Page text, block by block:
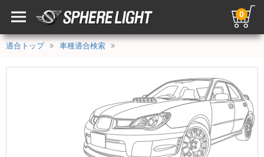
0
適合トップ 車種適合検索